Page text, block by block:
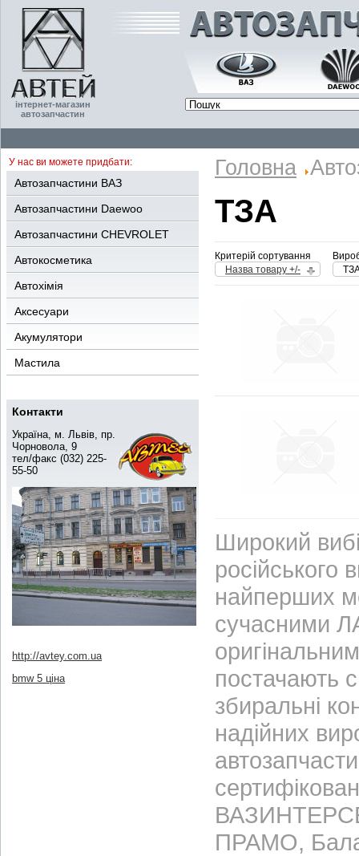
інтернет-магазин
автозапчастин
У нас ви можете придбати:
Автозапчастини ВАЗ
Автозапчастини Daewoo
Автозапчастини CHEVROLET
Автокосметика
Автохімія
Аксесуари
Акумулятори
Мастила
Контакти
Україна, м. Львів, пр.
Чорновола, 9
тел/факс (032) 225-
55-50
http://avtey.com.ua
bmw 5 ціна
Головна
ТЗА
Критерій сортування
Назва товару +/-
Широкий
найперших
сучасними
постачають
збиральні
надійних
ПРАМО,